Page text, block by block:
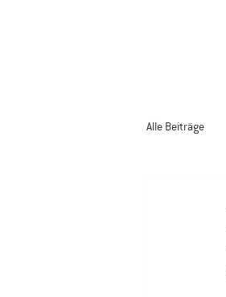
Alle Beiträge